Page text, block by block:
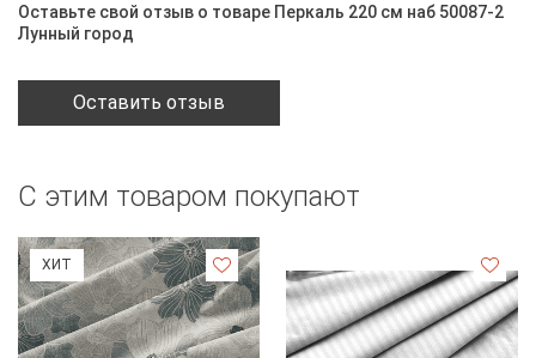
Оставьте свой отзыв о товаре Перкаль 220 см наб 50087-2
Лунный город
Оставить отзыв
С этим товаром покупают
ХИТ